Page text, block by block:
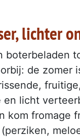
lichter
boterbeladen
de zomer
fruitige,
en licht
kom fromage